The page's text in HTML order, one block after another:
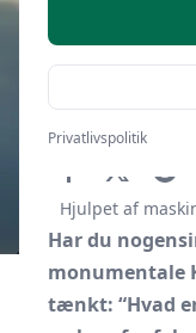
Af Kbhguide.dk
Hjulpet af
Har du
monumentale
tænkt: “Hvad
Privatlivspolitik